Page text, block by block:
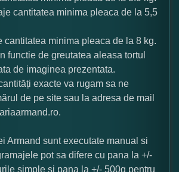
cantitatea minima pleaca de la 5,5
cantitatea minima pleaca de la 8 kg.
functie de greutatea aleasa tortul
de imaginea prezentata.
exacte va rugam sa ne
de pe site sau la adresa de mail
Armand sunt executate manual si
pot sa difere cu pana la +/-
simple si pana la +/- 500g pentru